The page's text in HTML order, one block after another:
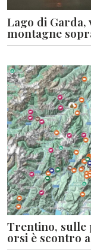
Lago di
montagne
Trentino, sulle
orsi è scontro